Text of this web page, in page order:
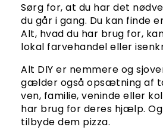
Sørg for, at du har det
du går i gang. Du kan finde
Alt, hvad du har brug for,
lokal farvehandel eller
Alt DIY er nemmere og
gælder også opsætning af
ven, familie, veninde eller
har brug for deres hjælp.
tilbyde dem pizza.